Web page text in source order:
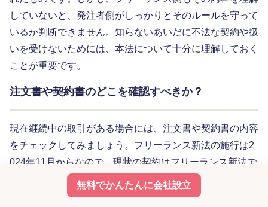
無料でかんたんに会社設立
していないと、発注者側がしっかりとそのルールを守って
いるか判断できません。知らないあいだに不法な契約や扱
いを受けないためには、本法について十分に理解しておく
ことが重要です。
注文書や契約書のどこを確認すべきか？
現在継続中の取引がある場合には、注文書や契約書の内容
をチェックしてみましょう。フリーランス新法の施行は2
024年11月からなので、現状の契約はフリーランス新法で
抵触する内容が含まれることがあります。具体的には、特
に以下が要チェックポイントです。